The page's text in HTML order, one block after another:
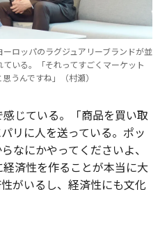
ロッパのラグジュアリーブランドが並
いる。「それってすごくマーケット
うんですね」（村瀬）
じている。「商品を買い取
リに人を送っている。ポッ
なにかやってくださいよ、
済性を作ることが本当に大
がいるし、経済性にも文化